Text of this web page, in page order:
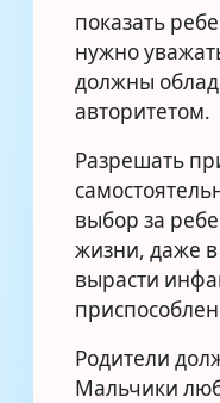
показать
нужно
должны
авторитетом.
Разрешать
выбор за
жизни, даже
вырасти
Родители
Мальчики